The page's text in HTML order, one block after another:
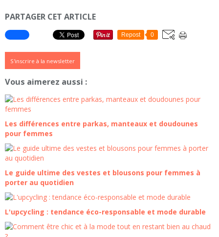
PARTAGER CET ARTICLE
Repost 0
S'inscrire à la newsletter
Vous aimerez aussi :
Les différences entre parkas, manteaux et doudounes
pour femmes
Le guide ultime des vestes et blousons pour femmes à
porter au quotidien
L'upcycling : tendance éco-responsable et mode durable